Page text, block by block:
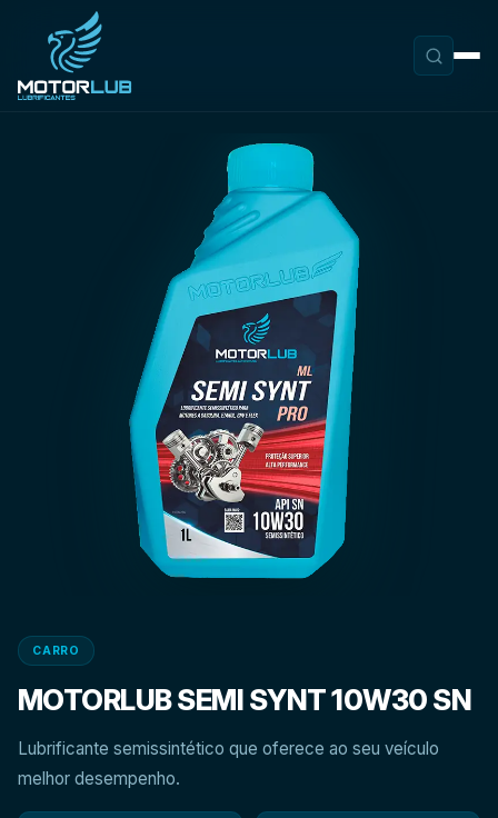
CARRO
MOTORLUB SEMI SYNT 10W30 SN
Lubrificante semissintético que oferece ao seu veículo
melhor desempenho.